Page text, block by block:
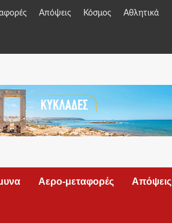
Απόψεις Κόσμος Αθλητικά
Αερο-μεταφορές Απόψεις